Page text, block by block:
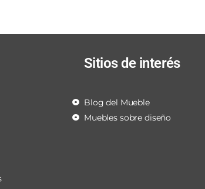
Sitios de interés
Blog del Mueble
Muebles sobre diseño